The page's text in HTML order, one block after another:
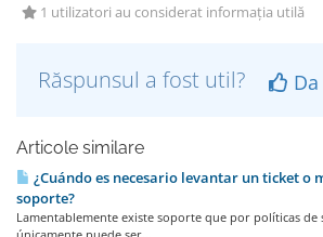
1 utilizatori au considerat informația utilă
Răspunsul a fost util? Da
Articole similare
¿Cuándo es necesario levantar un ticket o
soporte?
Lamentablemente existe soporte que por políticas de